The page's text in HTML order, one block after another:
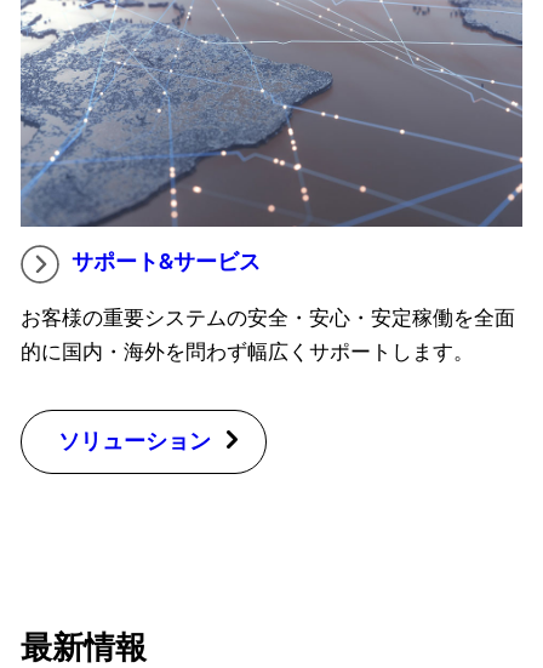
サポート&サービス
お客様の重要システムの安全・安心・安定稼働を全面
的に国内・海外を問わず幅広くサポートします。
ソリューション
最新情報